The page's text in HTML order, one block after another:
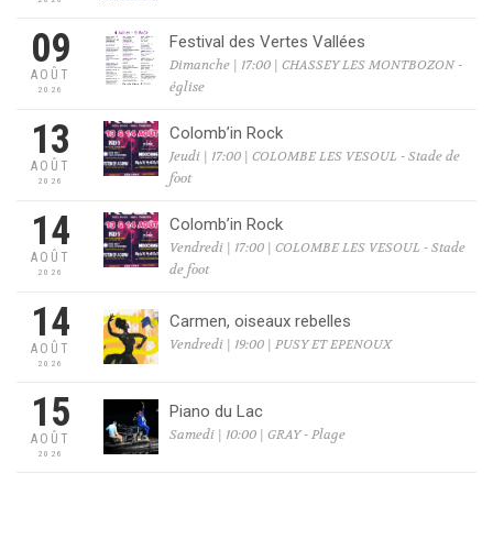
09
AOÛT
2026
Festival des Vertes Vallées
Dimanche | 17:00 | CHASSEY LES MONTBOZON -
église
13
AOÛT
2026
Colomb’in Rock
Jeudi | 17:00 | COLOMBE LES VESOUL - Stade de
foot
14
AOÛT
2026
Colomb’in Rock
Vendredi | 17:00 | COLOMBE LES VESOUL - Stade
de foot
14
AOÛT
2026
Carmen, oiseaux rebelles
Vendredi | 19:00 | PUSY ET EPENOUX
15
AOÛT
2026
Piano du Lac
Samedi | 10:00 | GRAY - Plage